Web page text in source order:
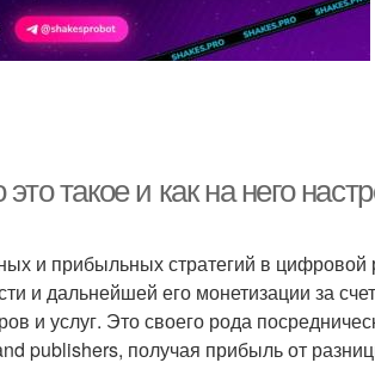
такое и как на него
и прибыльных стратегий в цифровой
и дальнейшей его монетизации за
и услуг. Это своего рода
publishers, получая прибыль от